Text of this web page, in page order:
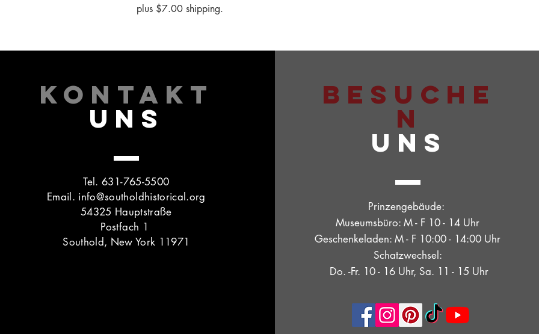
plus $7.00 shipping.
KONTAKT
UNS
Tel. 631-765-5500
Email. info@southoldhistorical.org
54325 Hauptstraße
Postfach 1
Southold, New York 11971
BESUCHE
N
UNS
Prinzengebäude:
Museumsbüro: M - F 10 - 14 Uhr
Geschenkeladen: M - F 10:00 - 14:00 Uhr
Schatzwechsel:
Do. -Fr. 10 - 16 Uhr, Sa. 11 - 15 Uhr